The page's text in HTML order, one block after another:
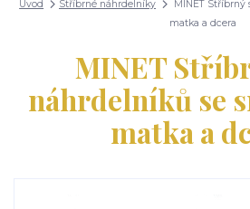
Úvod Stříbrné náhrdelníky
MINET
matka a dcera
MINET
náhrdelníků se
matka a